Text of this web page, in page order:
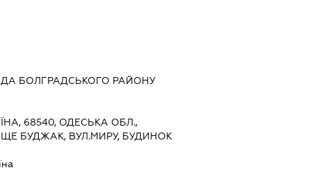
БОЛГРАДСЬКОГО РАЙОНУ
68540, ОДЕСЬКА ОБЛ.,
БУДЖАК, ВУЛ.МИРУ, БУДИНОК